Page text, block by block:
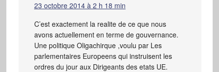
23 octobre 2014 à 2 h 18 min
C’est exactement la realite de ce que nous
avons actuellement en terme de gouvernance.
Une politique Oligachirque ,voulu par Les
parlementaires Europeens qui instruisent les
ordres du jour aux Dirigeants des etats UE.